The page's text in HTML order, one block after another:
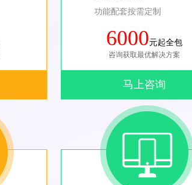
功能配套按需定制
6000元起全包
咨询获取最优解决方案
马上咨询